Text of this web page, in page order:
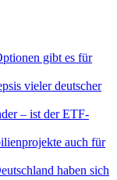
gibt es für
vieler deutscher
– ist der ETF-
auch für
haben sich